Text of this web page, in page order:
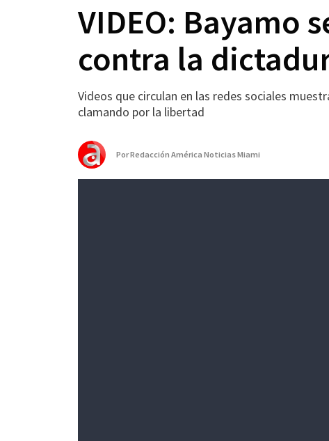
VIDEO: Bayamo
contra la
Videos que circulan en las redes sociales
clamando por la libertad
PorRedacción América Noticias Miami